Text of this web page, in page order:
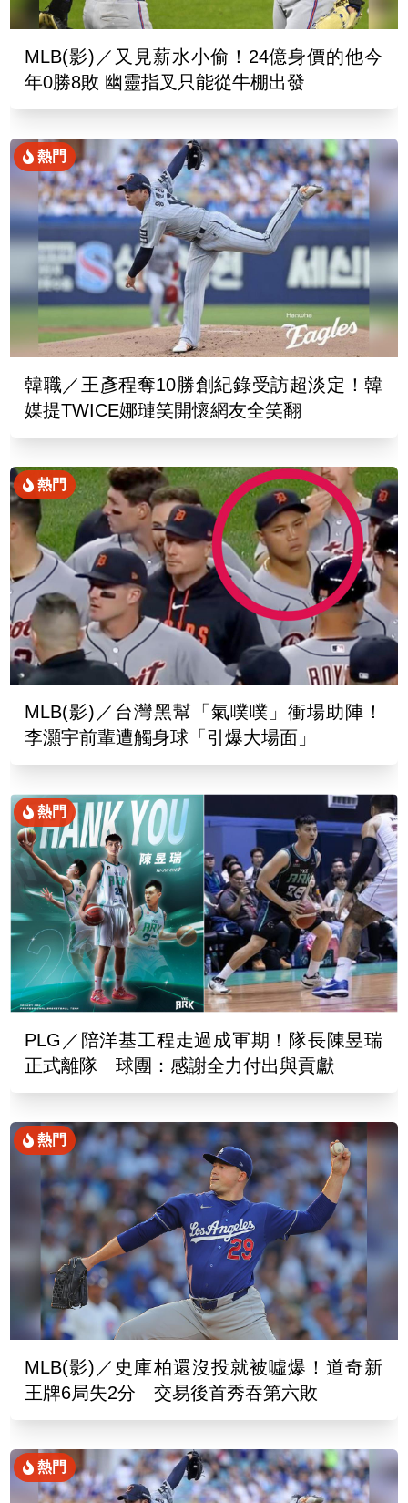
MLB(影)／又見薪水小偷！24億身價的他今
年0勝8敗 幽靈指叉只能從牛棚出發
熱門
韓職／王彥程奪10勝創紀錄受訪超淡定！韓
媒提TWICE娜璉笑開懷網友全笑翻
熱門
MLB(影)／台灣黑幫「氣噗噗」衝場助陣！
李灝宇前輩遭觸身球「引爆大場面」
熱門
PLG／陪洋基工程走過成軍期！隊長陳昱瑞
正式離隊 球團：感謝全力付出與貢獻
熱門
MLB(影)／史庫柏還沒投就被噓爆！道奇新
王牌6局失2分 交易後首秀吞第六敗
熱門